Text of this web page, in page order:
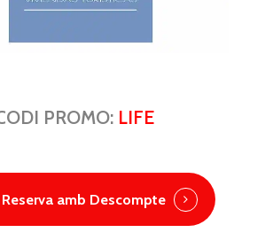
PROMO: LIFE
Reserva amb Descompte